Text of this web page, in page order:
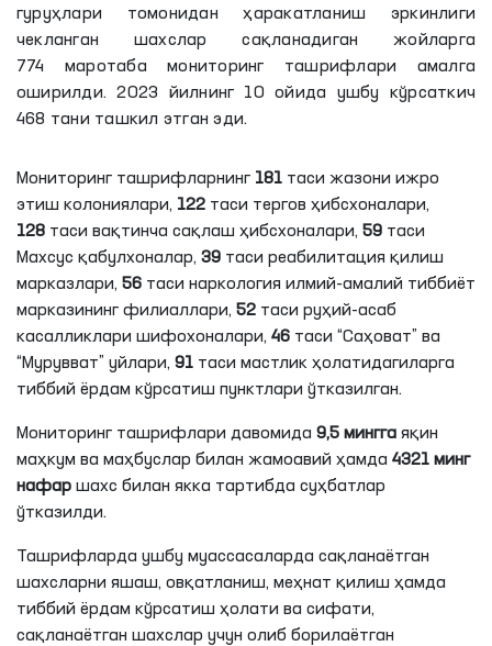
гуруҳлари томонидан ҳаракатланиш эркинлиги
чекланган шахслар сақланадиган жойларга
774 маротаба мониторинг ташрифлари амалга
оширилди. 2023 йилнинг 10 ойида ушбу кўрсаткич
468 тани ташкил этган эди.
Мониторинг ташрифларнинг 181 таси жазони ижро
этиш колониялари, 122 таси тергов ҳибсхоналари,
128 таси вақтинча сақлаш ҳибсхоналари, 59 таси
Махсус қабулхоналар, 39 таси реабилитация қилиш
марказлари, 56 таси наркология илмий-амалий тиббиёт
марказининг филиаллари, 52 таси руҳий-асаб
касалликлари шифохоналари, 46 таси “Саҳоват” ва
“Мурувват” уйлари, 91 таси мастлик ҳолатидагиларга
тиббий ёрдам кўрсатиш пунктлари ўтказилган.
Мониторинг ташрифлари давомида 9,5 мингга яқин
маҳкум ва маҳбуслар билан жамоавий ҳамда 4321 минг
нафар шахс билан якка тартибда суҳбатлар
ўтказилди.
Ташрифларда ушбу муассасаларда сақланаётган
шахсларни яшаш, овқатланиш, меҳнат қилиш ҳамда
тиббий ёрдам кўрсатиш ҳолати ва сифати,
сақланаётган шахслар учун олиб борилаётган